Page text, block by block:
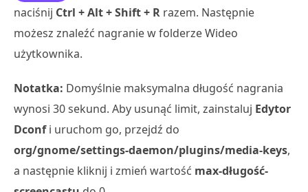
naciśnij Ctrl + Alt + Shift + R razem. Następnie
możesz znaleźć nagranie w folderze Wideo
użytkownika.
Notatka: Domyślnie maksymalna długość nagrania
wynosi 30 sekund. Aby usunąć limit, zainstaluj Edytor
Dconfi uruchom go, przejdź do
org/gnome/settings-daemon/plugins/media-keys,
a następnie kliknij i zmień wartość max-długość-